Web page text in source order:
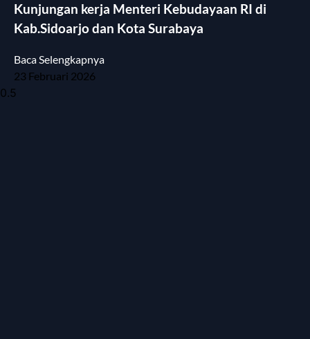
Kunjungan kerja Menteri Kebudayaan RI di
Kab.Sidoarjo dan Kota Surabaya
Baca Selengkapnya
23 Februari 2026